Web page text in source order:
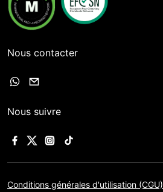
Nous contacter
Nous suivre
Conditions générales d'utilisation (CGU)